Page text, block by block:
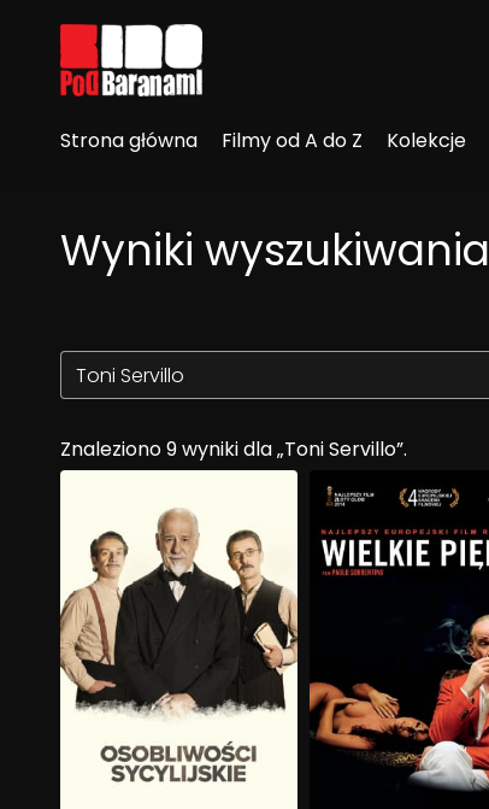
Linki ułatwień dostępu
Strona główna Filmy od A do Z Kolekcje
Wyniki wyszukiwania
Znaleziono 9 wyniki dla „Toni Servillo”.